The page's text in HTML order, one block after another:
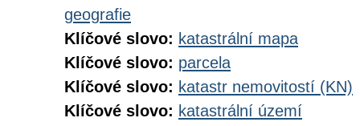
geografie
Klíčové slovo: katastrální mapa
Klíčové slovo: parcela
Klíčové slovo: katastr nemovitostí (KN)
Klíčové slovo: katastrální území